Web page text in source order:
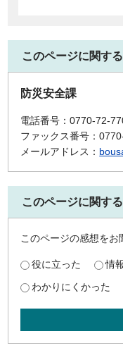
このページに関す
防災安全課
電話番号：0770-72-
ファックス番号：
メールアドレス：
このページに関す
このページの感想をお
役に立った
情
わかりにくかった